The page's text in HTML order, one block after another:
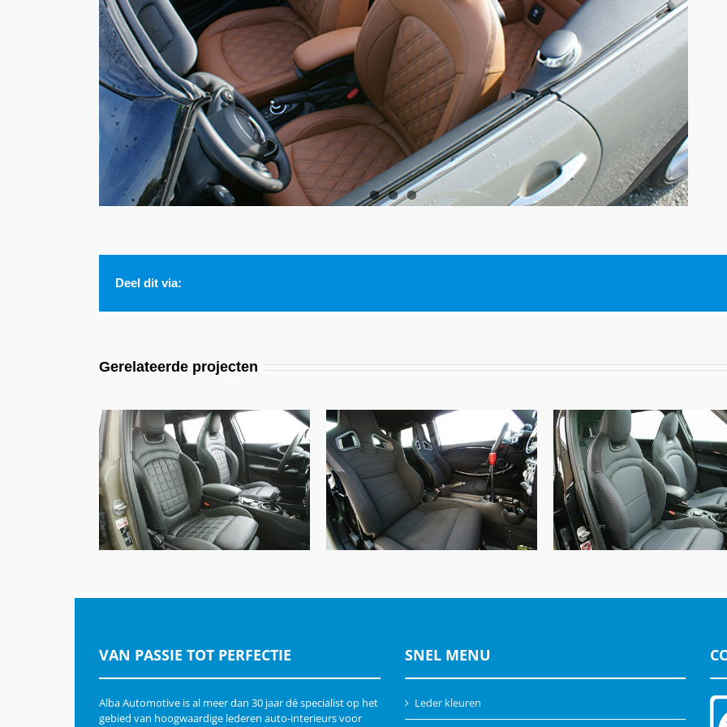
Deel dit via:
Gerelateerde projecten
MINI Cooper S Clubman, Alba
Buffalino Leder Zwart Met
Grijs Stiksel
MINI Cooper, Alba Eco-leather
Zwart
Mini Countryman, Alba
Buffalino Leder Zwart en
Marineblauw
VAN PASSIE TOT PERFECTIE
Alba Automotive is al meer dan 30 jaar dé specialist op het
gebied van hoogwaardige lederen auto-interieurs voor
SNEL MENU
Leder kleuren